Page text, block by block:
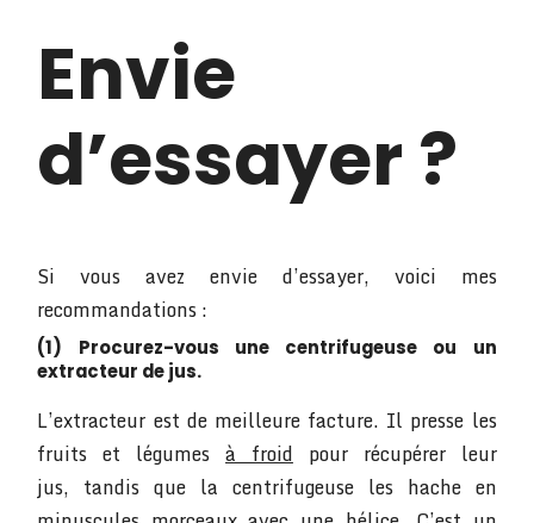
Envie
d’essayer ?
Si vous avez envie d’essayer, voici mes
recommandations :
(1) Procurez-vous une centrifugeuse ou un
extracteur de jus.
L’extracteur est de meilleure facture. Il presse les
fruits et légumesà froidpour récupérer leur
jus, tandis que la centrifugeuse les hache en